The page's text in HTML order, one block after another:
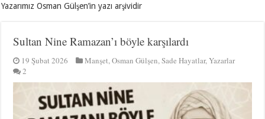
Yazarımız Osman Gülşen’in yazı arşividir
Sultan Nine Ramazan’ı böyle karşılardı
19 Şubat 2026 Manşet,Osman Gülşen,Sade Hayatlar,Yazarlar
2